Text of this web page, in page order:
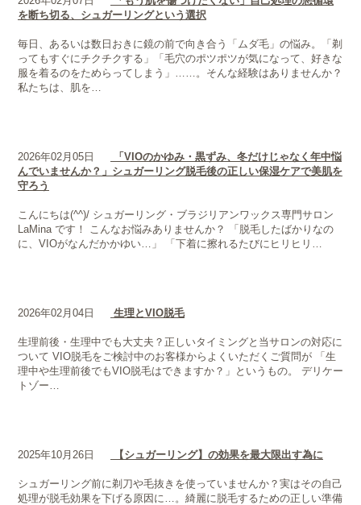
を断ち切る、シュガーリングという選択
毎日、あるいは数日おきに鏡の前で向き合う「ムダ毛」の悩み。「剃
ってもすぐにチクチクする」「毛穴のポツポツが気になって、好きな
服を着るのをためらってしまう」……。そんな経験はありませんか？
私たちは、肌を…
2026年02月05日
「VIOのかゆみ・黒ずみ、冬だけじゃなく年中悩
んでいませんか？」シュガーリング脱毛後の正しい保湿ケアで美肌を
守ろう
こんにちは(^^)/ シュガーリング・ブラジリアンワックス専門サロン
LaMina です！ こんなお悩みありませんか？ 「脱毛したばかりなの
に、VIOがなんだかかゆい…」 「下着に擦れるたびにヒリヒリ…
2026年02月04日 生理とVIO脱毛
生理前後・生理中でも大丈夫？正しいタイミングと当サロンの対応に
ついて VIO脱毛をご検討中のお客様からよくいただくご質問が 「生
理中や生理前後でもVIO脱毛はできますか？」というもの。 デリケー
トゾー…
2025年10月26日 【シュガーリング】の効果を最大限出す為に
シュガーリング前に剃刀や毛抜きを使っていませんか？実はその自己
処理が脱毛効果を下げる原因に…。綺麗に脱毛するための正しい準備